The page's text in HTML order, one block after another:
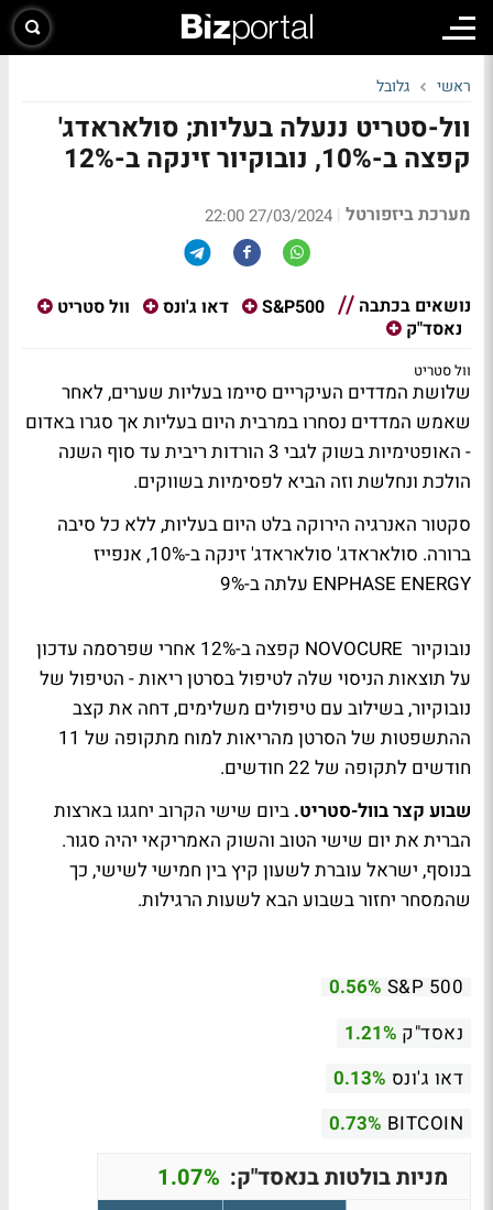
ראשי גלובל
וול-סטריט ננעלה בעליות; סולאראדג'
קפצה ב-10%, נובוקיור זינקה ב-12%
מערכת ביזפורטל |
27/03/2024 22:00
נושאים בכתבה S&P500 דאו ג'ונס
וול סטריט
נאסד"ק
וול סטריט
שלושת המדדים העיקריים סיימו בעליות שערים, לאחר
שאמש המדדים נסחרו במרבית היום בעליות אך סגרו באדום
- האופטימיות בשוק לגבי 3 הורדות ריבית עד סוף השנה
הולכת ונחלשת וזה הביא לפסימיות בשווקים.
סקטור האנרגיה הירוקה בלט היום בעליות, ללא כל סיבה
ברורה. סולאראדג' סולאראדג' זינקה ב-10%, אנפייז
ENPHASE ENERGY עלתה ב-9%
נובוקיור NOVOCURE קפצה ב-12% אחרי שפרסמה עדכון
על תוצאות הניסוי שלה לטיפול בסרטן ריאות - הטיפול של
נובוקיור, בשילוב עם טיפולים משלימים, דחה את קצב
ההתשפטות של הסרטן מהריאות למוח מתקופה של 11
חודשים לתקופה של 22 חודשים.
שבוע קצר בוול-סטריט. ביום שישי הקרוב יחגגו בארצות
הברית את יום שישי הטוב והשוק האמריקאי יהיה סגור.
בנוסף, ישראל עוברת לשעון קיץ בין חמישי לשישי, כך
שהמסחר יחזור בשבוע הבא לשעות הרגילות.
S&P 500
0.56%
נאסד"ק 1.21%
דאו ג'ונס 0.13%
BITCOIN
0.73%
מניות בולטות בנאסד"ק: 1.07%